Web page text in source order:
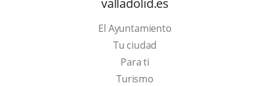
valladolid.es
El Ayuntamiento
Tu ciudad
Para ti
TurismoThis